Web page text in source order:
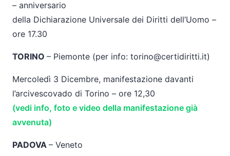
– anniversario
della Dichiarazione Universale dei Diritti dell’Uomo –
ore 17.30
TORINO – Piemonte (per info: torino@certidiritti.it)
Mercoledì 3 Dicembre, manifestazione davanti
l’arcivescovado di Torino – ore 12,30
(vedi info, foto e video della manifestazione già
avvenuta)
PADOVA – Veneto